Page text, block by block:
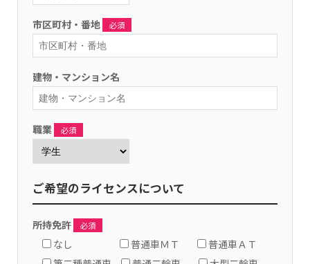
車両系建設機械（解体用）運転
不整地運搬車運転
伐木等の業務（補講イ）２．５時間講習
研削といし（自由）
石綿使用建築物等解体業務
粉じん作業特別教育
振動工具取扱作業者
はい作業従事者教育
職長・安全衛生責任者能力向上教育
スタッフ紹介
資料請求
市区町村・番地 必須
建物・マンション名
職業 必須
ご希望のライセンスについて
所持免許 必須
なし 普通車ＭＴ
普通車ＡＴ